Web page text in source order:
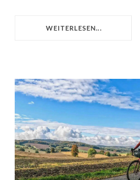
WEITERLESEN...